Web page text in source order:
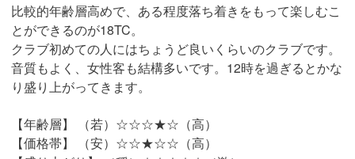
比較的年齢層高めで、ある程度落ち着きをもって楽しむこ
とができるのが18TC。
クラブ初めての人にはちょうど良いくらいのクラブです。
音質もよく、女性客も結構多いです。12時を過ぎるとかな
り盛り上がってきます。
【年齢層】 （若）☆☆☆★☆（高）
【価格帯】 （安）☆☆★☆☆（高）